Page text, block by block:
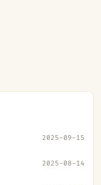
2025-09-15
2025-08-14